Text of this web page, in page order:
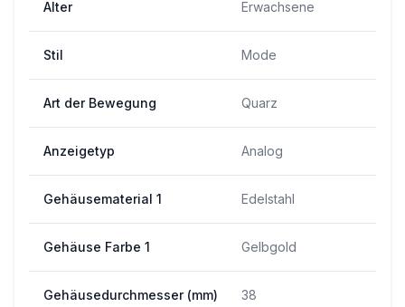
Alter Erwachsene
Stil Mode
Art der Bewegung Quarz
Anzeigetyp Analog
Gehäusematerial 1 Edelstahl
Gehäuse Farbe 1 Gelbgold
Gehäusedurchmesser (mm) 38